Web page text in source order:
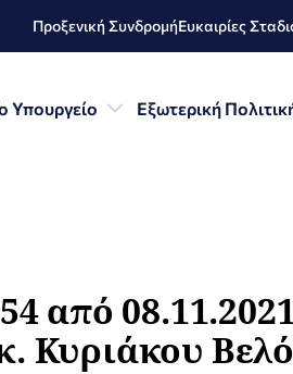
Προξενική ΣυνδρομήΕυκαιρίες
Υπουργείο Εξωτερική
από
Κυριάκου